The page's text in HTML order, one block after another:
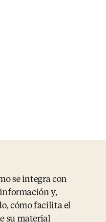
se integra con
y,
cómo facilita el
su material